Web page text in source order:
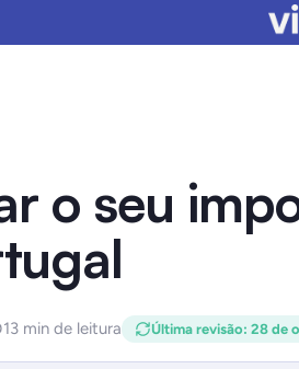
o seu
13 min de leitura Última revisão: 28 de